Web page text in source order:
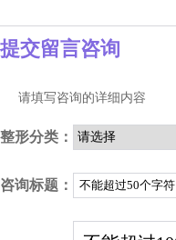
提交留言咨询
请填写咨询的详细内容
整形分类：
咨询标题：